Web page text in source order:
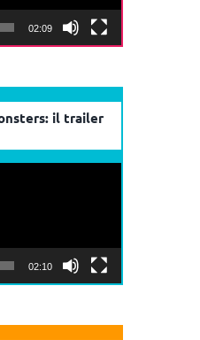
02:09
il trailer
02:10